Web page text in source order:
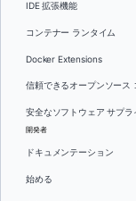
IDE 拡張機能
コンテナー ランタイム
Docker Extensions
信頼できるオープンソース
安全なソフトウェア サプラ
開発者
ドキュメンテーション
始める